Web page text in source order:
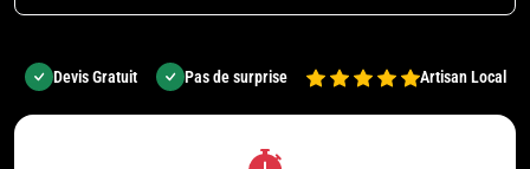
Devis Gratuit Pas de surprise Artisan Local